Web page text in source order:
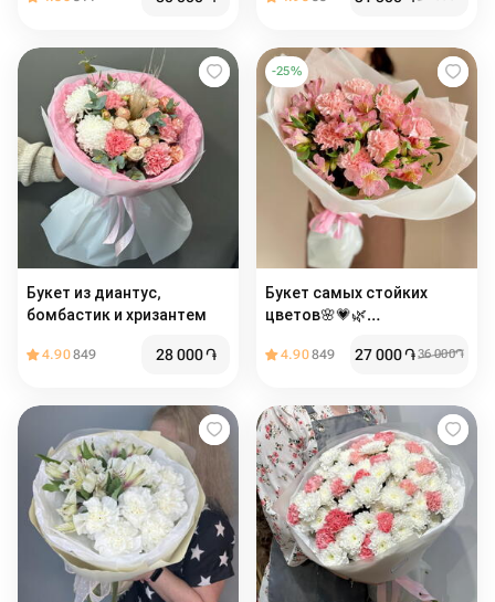
Букет из диантус,
бомбастик и хризантем
4.90849 28 000֏
-25%
Букет самых стойких
цветов🌸💗🌿
сортовой)
4.90849 27 000֏36 000֏